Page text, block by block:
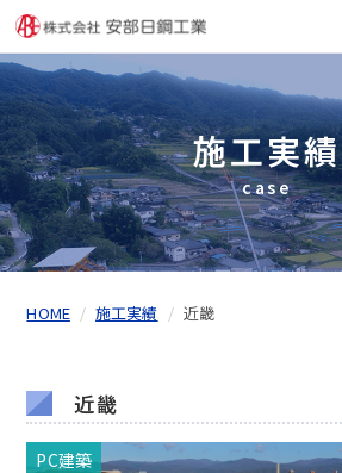
施工実績
case
HOME 施工実績 近畿
近畿
PC建築